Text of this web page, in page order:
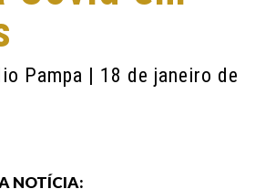
Pampa | 18 de janeiro de
NOTÍCIA: